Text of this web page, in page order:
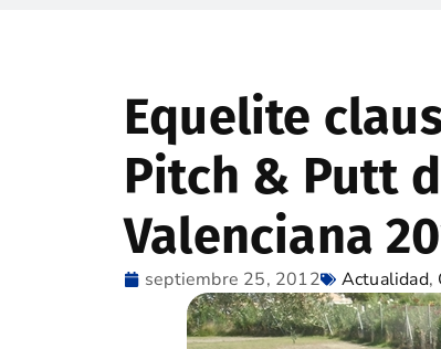
Equelite
Pitch & Putt
Valenciana
septiembre 25, 2012 Actualidad,